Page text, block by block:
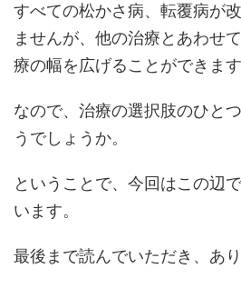
すべての松かさ病、転覆病が
ませんが、他の治療とあわせ
療の幅を広げることができます
なので、治療の選択肢のひと
うでしょうか。
ということで、今回はこの辺
います。
最後まで読んでいただき、あ